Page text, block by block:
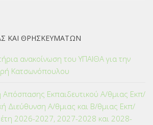
ΚΑΙ ΘΡΗΣΚΕΥΜΑΤΩΝ
ανακοίνωση του ΥΠΑΙΘΑ για την
Κατσωνόπουλου
Εκπαιδευτικού Α/θμιας Εκπ/
Διεύθυνση Α/θμιας και Β/θμιας Εκπ/
έτη 2026-2027, 2027-2028 και 2028-